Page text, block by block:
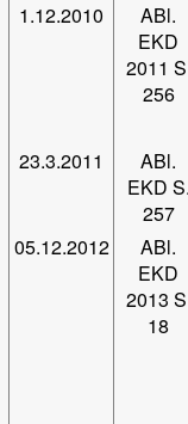
1.12.2010
ABl.
EKD
2011
256
23.3.2011
ABl.
EKD
257
05.12.2012
ABl.
EKD
2013
18